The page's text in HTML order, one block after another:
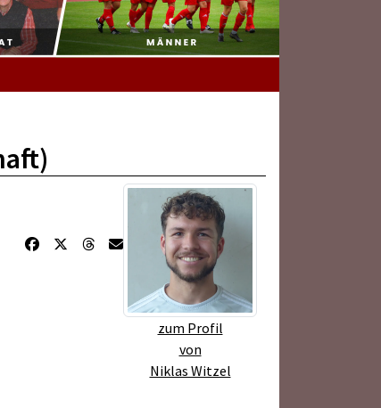
zum Profil
von
Niklas Witzel